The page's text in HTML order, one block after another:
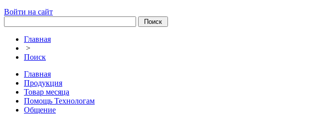
Войти на сайт
Главная
>
Поиск
Главная
Продукция
Товар месяца
Помощь Технологам
Общение